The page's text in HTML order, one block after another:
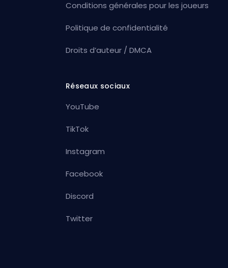
Conditions générales pour les joueurs
Politique de confidentialité
Droits d’auteur / DMCA
Réseaux sociaux
YouTube
TikTok
Instagram
Facebook
Discord
Twitter